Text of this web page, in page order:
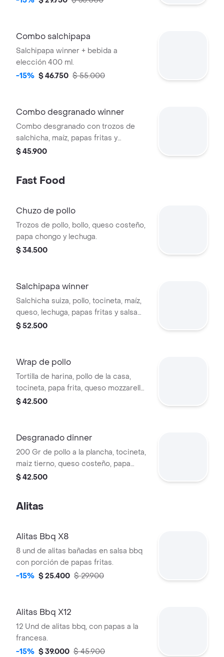
Combo salchipapa
Salchipapa winner + bebida a
elección 400 ml.
-15% $ 46.750 $ 55.000
Combo desgranado winner
Combo desgranado con trozos de
salchicha, maíz, papas fritas y
gaseosa de 400 ml.
$ 45.900
Fast Food
Chuzo de pollo
Trozos de pollo, bollo, queso costeño,
papa chongo y lechuga.
$ 34.500
Salchipapa winner
Salchicha suiza, pollo, tocineta, maíz,
queso, lechuga, papas fritas y salsa
de la casa.
$ 52.500
Wrap de pollo
Tortilla de harina, pollo de la casa,
tocineta, papa frita, queso mozzarella
y verduras.
$ 42.500
Desgranado dinner
200 Gr de pollo a la plancha, tocineta,
maiz tierno, queso costeño, papa
ripio, bollo, lechuga y salsa dinner.
$ 42.500
Alitas
Alitas Bbq X8
8 und de alitas bañadas en salsa bbq
con porción de papas fritas.
-15% $ 25.400 $ 29.900
Alitas Bbq X12
12 Und de alitas bbq, con papas a la
francesa.
-15% $ 39.000 $ 45.900